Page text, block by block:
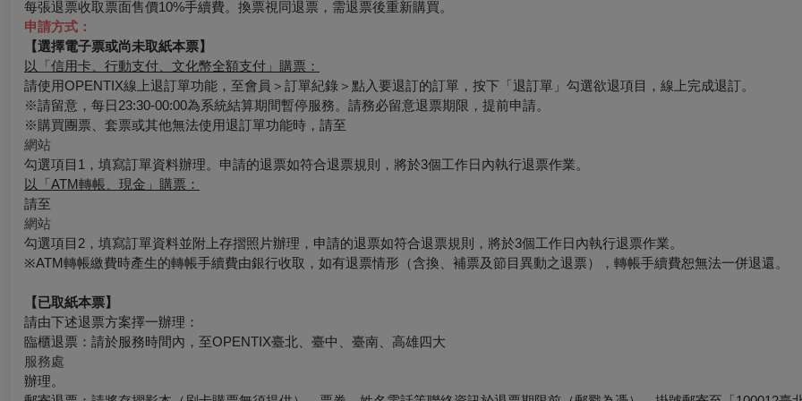
每張退票收取票面售價10%手續費。換票視同退票，需退票後重新購買。
申請方式：
【選擇電子票或尚未取紙本票】
以「信用卡、行動支付、文化幣全額支付」購票：
請使用OPENTIX線上退訂單功能，至會員＞訂單紀錄＞點入要退訂的訂單，按下「退訂單」勾選欲退項目，線上完成退訂。
※請留意，每日23:30-00:00為系統結算期間暫停服務。請務必留意退票期限，提前申請。
※購買團票、套票或其他無法使用退訂單功能時，請至
網站
勾選項目1，填寫訂單資料辦理。申請的退票如符合退票規則，將於3個工作日內執行退票作業。
以「ATM轉帳、現金」購票：
請至
網站
勾選項目2，填寫訂單資料並附上存摺照片辦理，申請的退票如符合退票規則，將於3個工作日內執行退票作業。
※ATM轉帳繳費時產生的轉帳手續費由銀行收取，如有退票情形（含換、補票及節目異動之退票），轉帳手續費恕無法一併退還。
【已取紙本票】
請由下述退票方案擇一辦理：
臨櫃退票：請於服務時間內，至OPENTIX臺北、臺中、臺南、高雄四大
服務處
辦理。